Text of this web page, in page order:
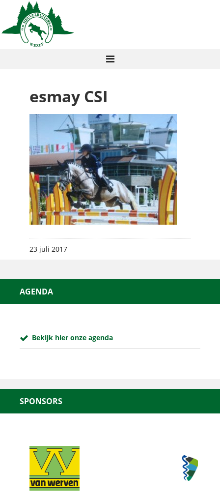
esmay CSI
23 juli 2017
AGENDA
Bekijk hier onze agenda
SPONSORS